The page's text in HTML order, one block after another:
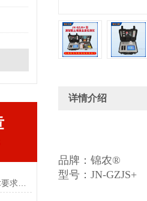
绿化种植土壤重金属含量的技术要求及检测仪器
详情介绍
品牌：锦农®
型号：JN-GZJS+